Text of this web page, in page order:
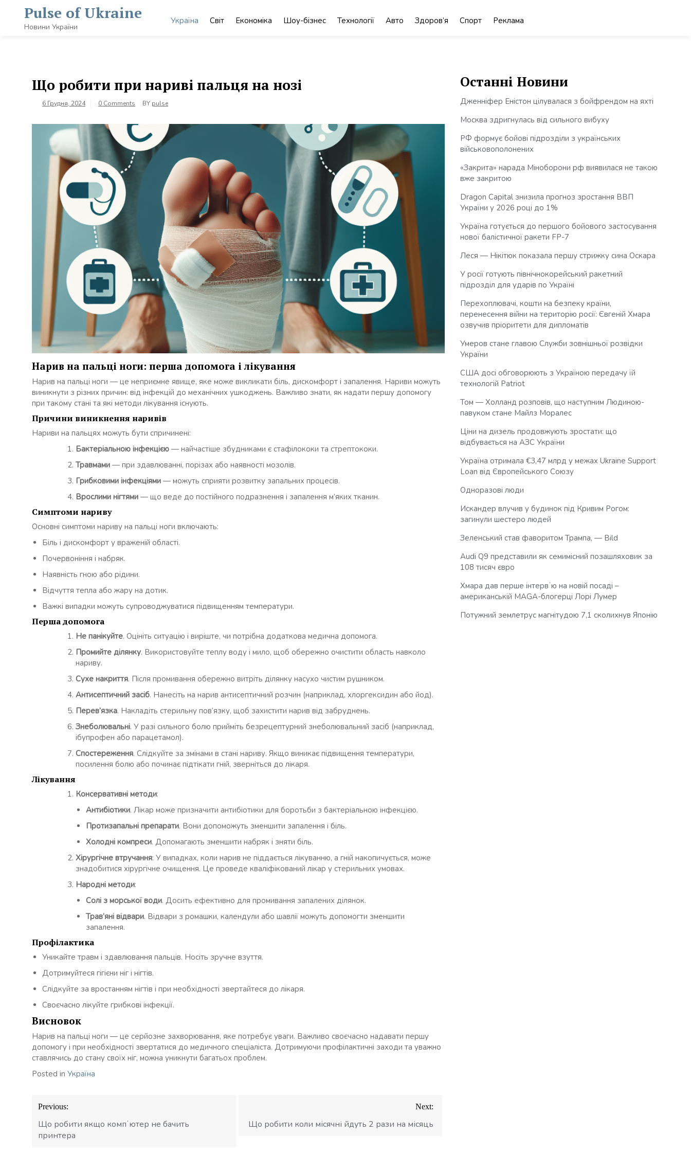
content
Pulse of Ukraine
Новини України
Україна Світ Економіка Шоу-бізнес Технології Авто Здоров’я Спорт Реклама
Що робити при нариві пальця на нозі
6 Грудня, 2024 0 Comments BY pulse
Нарив на пальці ноги: перша допомога і лікування
Нарив на пальці ноги — це неприємне явище, яке може викликати біль, дискомфорт і запалення. Нариви можуть
виникнути з різних причин: від інфекцій до механічних ушкоджень. Важливо знати, як надати першу допомогу
при такому стані та які методи лікування існують.
Причини виникнення наривів
Нариви на пальцях можуть бути спричинені:
Бактеріальною інфекцією — найчастіше збудниками є стафілококи та стрептококи.
Травмами — при здавлюванні, порізах або наявності мозолів.
Грибковими інфекціями — можуть сприяти розвитку запальних процесів.
Врослими нігтями — що веде до постійного подразнення і запалення м’яких тканин.
Симптоми нариву
Основні симптоми нариву на пальці ноги включають:
Біль і дискомфорт у враженій області.
Почервоніння і набряк.
Наявність гною або рідини.
Відчуття тепла або жару на дотик.
Важкі випадки можуть супроводжуватися підвищенням температури.
Перша допомога
Не панікуйте. Оцініть ситуацію і виріште, чи потрібна додаткова медична допомога.
Промийте ділянку. Використовуйте теплу воду і мило, щоб обережно очистити область навколо
нариву.
Сухе накриття. Після промивання обережно витріть ділянку насухо чистим рушником.
Антисептичний засіб. Нанесіть на нарив антисептичний розчин (наприклад, хлоргексидин або йод).
Перев’язка. Накладіть стерильну пов’язку, щоб захистити нарив від забруднень.
Знеболювальні. У разі сильного болю прийміть безрецептурний знеболювальний засіб (наприклад,
ібупрофен або парацетамол).
Спостереження. Слідкуйте за змінами в стані нариву. Якщо виникає підвищення температури,
посилення болю або починає підтікати гній, зверніться до лікаря.
Лікування
Консервативні методи:
Антибіотики. Лікар може призначити антибіотики для боротьби з бактеріальною інфекцією.
Протизапальні препарати. Вони допоможуть зменшити запалення і біль.
Холодні компреси. Допомагають зменшити набряк і зняти біль.
Хірургічне втручання: У випадках, коли нарив не піддається лікуванню, а гній накопичується, може
знадобитися хірургічне очищення. Це проведе кваліфікований лікар у стерильних умовах.
Народні методи:
Солі з морської води. Досить ефективно для промивання запалених ділянок.
Трав’яні відвари. Відвари з ромашки, календули або шавлії можуть допомогти зменшити
запалення.
Профілактика
Уникайте травм і здавлювання пальців. Носіть зручне взуття.
Дотримуйтеся гігієни ніг і нігтів.
Слідкуйте за вростанням нігтів і при необхідності звертайтеся до лікаря.
Своєчасно лікуйте грибкові інфекції.
Висновок
Нарив на пальці ноги — це серйозне захворювання, яке потребує уваги. Важливо своєчасно надавати першу
допомогу і при необхідності звертатися до медичного спеціаліста. Дотримуючи профілактичні заходи та уважно
ставлячись до стану своїх ніг, можна уникнути багатьох проблем.
Posted in Україна
Навігація
записів
Previous:
Що робити якщо компʼютер не бачить
принтера
Next:
Що робити коли місячні йдуть 2 рази на місяць
Останні Новини
Дженніфер Еністон цілувалася з бойфрендом на яхті
Москва здригнулась від сильного вибуху
РФ формує бойові підрозділи з українських
військовополонених
«Закрита» нарада Міноборони рф виявилася не такою
вже закритою
Dragon Capital знизила прогноз зростання ВВП
України у 2026 році до 1%
Україна готується до першого бойового застосування
нової балістичної ракети FP-7
Леся — Нікітюк показала першу стрижку сина Оскара
У росії готують північнокорейський ракетний
підрозділ для ударів по Україні
Перехоплювачі, кошти на безпеку країни,
перенесення війни на територію росії: Євгеній Хмара
озвучив пріоритети для дипломатів
Умеров стане главою Служби зовнішньої розвідки
України
США досі обговорюють з Україною передачу їй
технологій Patriot
Том — Холланд розповів, що наступним Людиною-
павуком стане Майлз Моралес
Ціни на дизель продовжують зростати: що
відбувається на АЗС України
Україна отримала €3,47 млрд у межах Ukraine Support
Loan від Європейського Союзу
Одноразові люди
Искандер влучив у будинок під Кривим Рогом:
загинули шестеро людей
Зеленський став фаворитом Трампа, — Bild
Audi Q9 представили як семимісний позашляховик за
108 тисяч євро
Хмара дав перше інтервʼю на новій посаді –
американській MAGA-блогерці Лорі Лумер
Потужний землетрус магнітудою 7,1 сколихнув Японію